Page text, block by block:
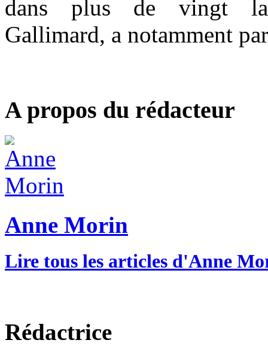
dans plus de vingt
Gallimard, a notamment
A propos du rédacteur
Anne Morin
Lire tous les articles d'Anne
Rédactrice